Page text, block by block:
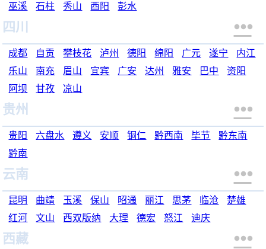
巫溪 石柱 秀山 酉阳 彭水
四川 
成都 自贡 攀枝花 泸州 德阳 绵阳 广元 遂宁
内江
乐山
南充 眉山 宜宾 广安 达州 雅安 巴中
资阳
阿坝
甘孜 凉山
贵州 
贵阳 六盘水 遵义 安顺 铜仁 黔西南 毕节
黔东南
黔南
云南 
昆明 曲靖 玉溪 保山 昭通 丽江 思茅 临沧
楚雄
红河
文山 西双版纳 大理 德宏 怒江 迪庆
西藏 